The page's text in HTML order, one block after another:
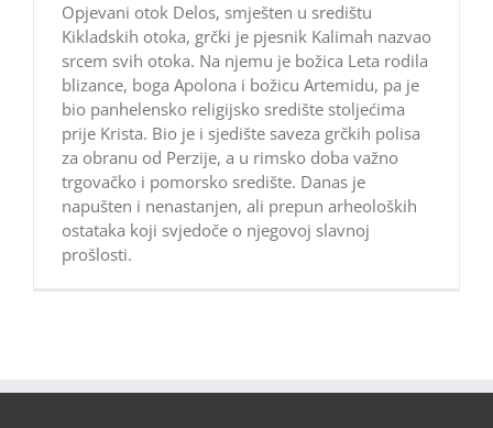
Opjevani otok Delos, smješten u središtu
Kikladskih otoka, grčki je pjesnik Kalimah nazvao
srcem svih otoka. Na njemu je božica Leta rodila
blizance, boga Apolona i božicu Artemidu, pa je
bio panhelensko religijsko središte stoljećima
prije Krista. Bio je i sjedište saveza grčkih polisa
za obranu od Perzije, a u rimsko doba važno
trgovačko i pomorsko središte. Danas je
napušten i nenastanjen, ali prepun arheoloških
ostataka koji svjedoče o njegovoj slavnoj
prošlosti.